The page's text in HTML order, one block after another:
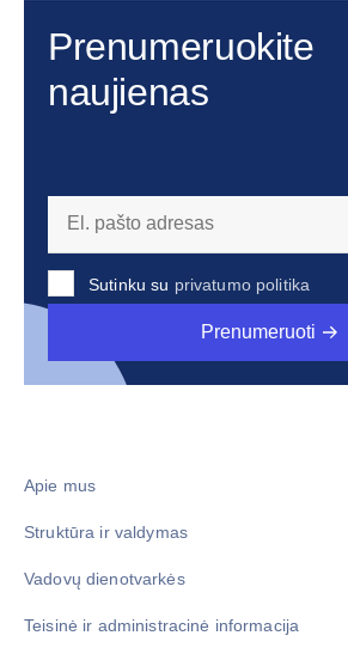
Prenumeruokite
naujienas
Sutinku su privatumo politika
Prenumeruoti
Apie mus
Struktūra ir valdymas
Vadovų dienotvarkės
Teisinė ir administracinė informacija